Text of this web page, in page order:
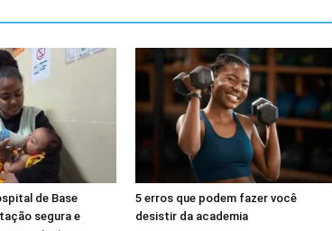
de Base
segura e
5 erros que podem fazer você
desistir da academia